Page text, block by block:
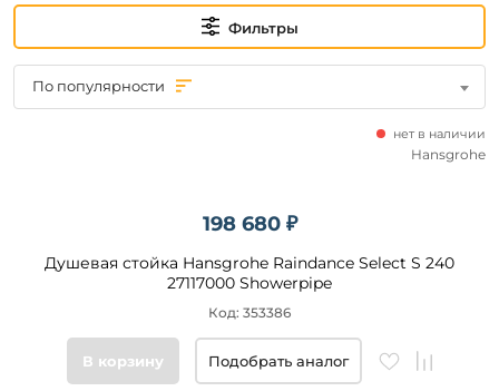
Подобрать
товары
Фильтры
По популярности
198 680 ₽
Душевая стойка Hansgrohe Raindance Select S 240
27117000 Showerpipe
нет в наличии
Код: 353386
Hansgrohe
В корзину Подобрать аналог